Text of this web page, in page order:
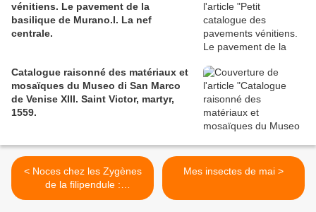
vénitiens. Le pavement de la
basilique de Murano.I. La nef
centrale.
Catalogue raisonné des matériaux et
mosaïques du Museo di San Marco
de Venise XIII. Saint Victor, martyr,
1559.
< Noces chez les Zygènes
de la filipendule :
usurpation.
Mes insectes de mai >